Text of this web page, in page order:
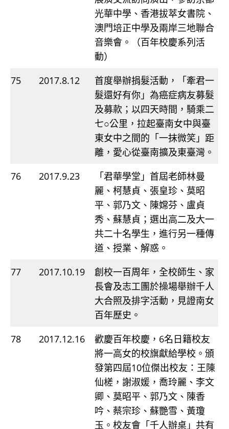
光華中學、香港拔萃女書院、
澳門培正中學及兩岸三地聯合
音樂會。（百年校慶系列活
動）
75
2017.8.12
首度舉辦捐髮活動，「牽君一
髮還好有你」為癌症病友募髮
及募款；以四天時間，騎乘二
七○公里，拉起臺南女中與臺
東女中之間的「一抹微笑」距
離，愛心從臺南擴及東臺灣。
76
2017.9.23
「君華學堂」首屆老師林曼
麗、柯慧貞、張皇珍、莫昭
平、郭乃文、陳嫦芬、盧貞
秀、蘇慧貞；選出高二及大一
共二十名學生，進行另一種傳
道、授業、解惑。
77
2017.10.19
創校一百周年，全校師生、家
長會及志工團於操場舉辦千人
大合照及排字活動，見證南女
百年歷史。
78
2017.12.16
歡慶百年校慶，6名日籍校友
將一高女的校旗獻給學校。頒
發第四屆10位傑出校友：王陳
仙槎，謝淑媛，喬玲麗、李文
卿、莫昭平、郭乃文、陳香
吟、蔡宗珍、蘇艷雪、黃瓊
玉。校友會「千人辦桌」共有